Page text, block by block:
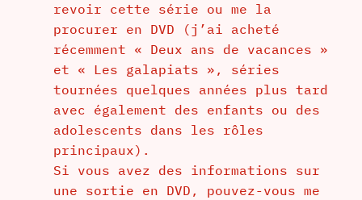
revoir cette série ou me la
procurer en DVD (j’ai acheté
récemment « Deux ans de vacances »
et « Les galapiats », séries
tournées quelques années plus tard
avec également des enfants ou des
adolescents dans les rôles
principaux).
Si vous avez des informations sur
une sortie en DVD, pouvez-vous me